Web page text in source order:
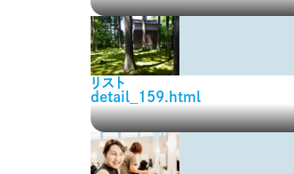
リスト
detail_159.html